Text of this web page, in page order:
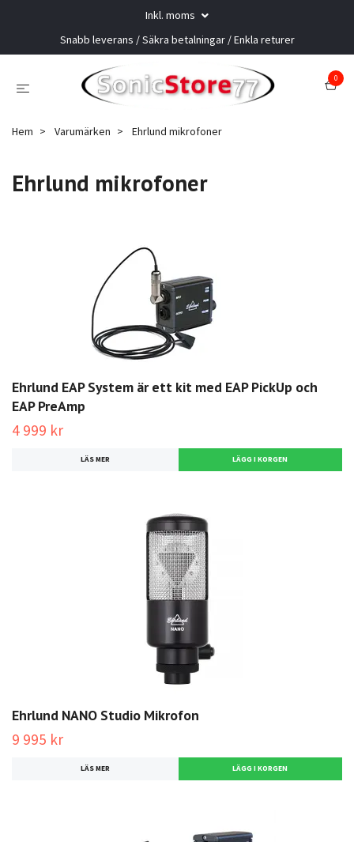
Inkl. moms
Snabb leverans / Säkra betalningar / Enkla returer
0
Hem Varumärken Ehrlund mikrofoner
Ehrlund mikrofoner
Ehrlund EAP System är ett kit med EAP PickUp och
EAP PreAmp
4 999 kr
LÄS MER
Ehrlund NANO Studio Mikrofon
9 995 kr
LÄS MER